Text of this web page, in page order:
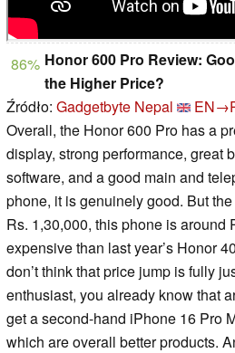
86% Honor 600 Pro Review:
the Higher Price?
Źródło: Gadgetbyte Nepal
Overall, the Honor 600 Pro has a
display, strong performance, great
software, and a good main and
phone, it is genuinely good. But
Rs. 1,30,000, this phone is around
expensive than last year’s Honor
don’t think that price jump is fully
enthusiast, you already know that
get a second-hand iPhone 16 Pro
which are overall better products.